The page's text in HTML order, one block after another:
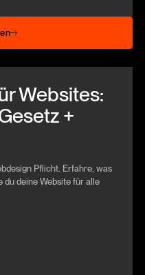
Websites:
+
Pflicht. Erfahre, was
du deine Website für alle